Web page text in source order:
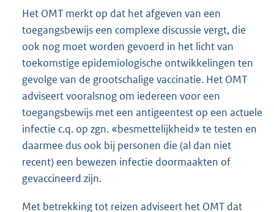
Het OMT merkt op dat het afgeven van een
toegangsbewijs een complexe discussie vergt, die
ook nog moet worden gevoerd in het licht van
toekomstige epidemiologische ontwikkelingen ten
gevolge van de grootschalige vaccinatie. Het OMT
adviseert vooralsnog om iedereen voor een
toegangsbewijs met een antigeentest op een actuele
infectie c.q. op zgn. «besmettelijkheid» te testen en
daarmee dus ook bij personen die (al dan niet
recent) een bewezen infectie doormaakten of
gevaccineerd zijn.
Met betrekking tot reizen adviseert het OMT dat